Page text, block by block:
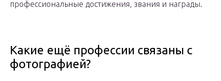
профессиональные достижения, звания и награды.
Какие ещё профессии связаны с
фотографией?